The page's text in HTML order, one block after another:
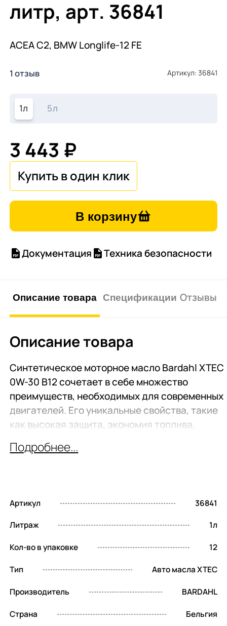
литр, арт. 36841
ACEA C2, BMW Longlife-12 FE
1 отзыв Артикул: 36841
1л 5л
3 443 ₽
В корзину
Документация Техника безопасности
Описание товара Спецификации Отзывы о
Описание товара
Синтетическое моторное масло Bardahl XTEC
0W-30 B12 сочетает в себе множество
преимуществ, необходимых для современных
двигателей. Его уникальные свойства, такие
как высокая защита, экономия топлива,
выхлопных газов и высокие моющие
Совместимость с
системами доочистки
выхлопных газов
Продукт разрабатывался с учетом
системами доочистки выхлопных газов,
Подробнее...
Артикул 36841
Литраж 1л
Кол-во в упаковке 12
Тип Авто масла XTEC
Производитель BARDAHL
Страна Бельгия